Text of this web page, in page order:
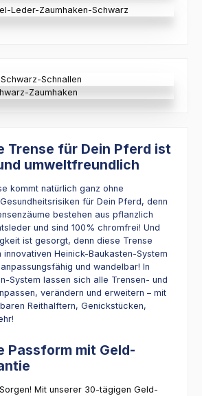
Trense für Dein Pferd ist
umweltfreundlich
kommt natürlich ganz ohne
für Dein Pferd, denn
bestehen aus pflanzlich
und sind 100% chromfrei! Und
ist gesorgt, denn diese Trense
innovativen Heinick-Baukasten-System
und wandelbar! In
System lassen sich alle Trensen- und
verändern und erweitern – mit
Reithalftern, Genickstücken,
Passform mit Geld-
Mit unserer 30-tägigen Geld-